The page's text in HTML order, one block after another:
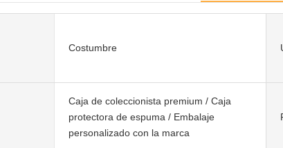
Costumbre
Caja de coleccionista premium / Caja
protectora de espuma / Embalaje
personalizado con la marca